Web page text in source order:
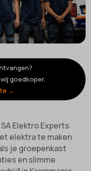
goedkoper.
→
Elektro Experts
elektra te maken
je groepenkast
en slimme